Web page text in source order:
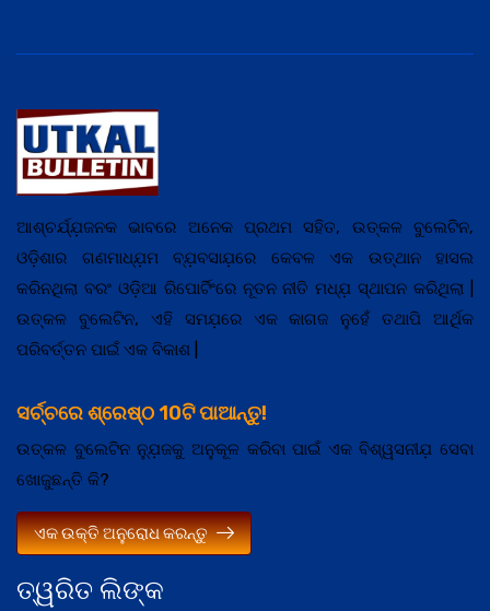
ତ୍ୱରିତ ଲିଙ୍କ
ଆଶ୍ଚର୍ଯ୍ଯ଼ଜନକ ଭାବରେ ଅନେକ ପ୍ରଥମ ସହିତ, ଉତ୍କଳ ବୁଲେଟିନ,
ଓଡ଼ିଶାର ଗଣମାଧ୍ଯ଼ମ ବ୍ଯ଼ବସାଯ଼ରେ କେବଳ ଏକ ଉତ୍ଥାନ ହାସଲ
କରିନଥିଲା ବରଂ ଓଡ଼ିଆ ରିପୋର୍ଟିଂରେ ନୂତନ ନୀତି ମଧ୍ଯ଼ ସ୍ଥାପନ କରିଥିଲା |
ଉତ୍କଳ ବୁଲେଟିନ, ଏହି ସମଯ଼ରେ ଏକ କାଗଜ ନୁହେଁ ତଥାପି ଆର୍ଥିକ
ପରିବର୍ତ୍ତନ ପାଇଁ ଏକ ବିକାଶ |
ସର୍ଚ୍ଚରେ ଶ୍ରେଷ୍ଠ 10ଟି ପାଆନ୍ତୁ!
ଉତ୍କଳ ବୁଲେଟିନ ନ୍ଯ଼ୁଜକୁ ଅନୁକୂଳ କରିବା ପାଇଁ ଏକ ବିଶ୍ୱସନୀଯ଼ ସେବା
ଖୋଜୁଛନ୍ତି କି?
ଏକ ଉକ୍ତି ଅନୁରୋଧ କରନ୍ତୁ